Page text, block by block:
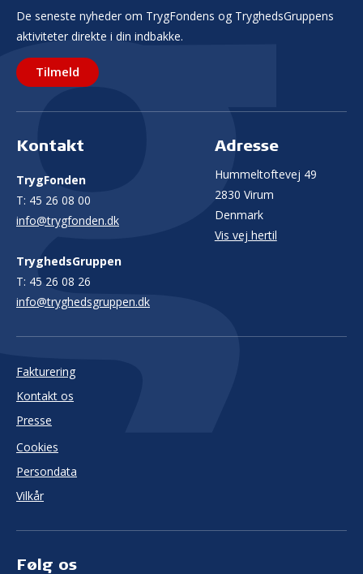
De seneste nyheder om TrygFondens og TryghedsGruppens
aktiviteter direkte i din indbakke.
Tilmeld
Kontakt
TrygFonden
T: 45 26 08 00
info@trygfonden.dk
TryghedsGruppen
T: 45 26 08 26
info@tryghedsgruppen.dk
Adresse
Hummeltoftevej 49
2830 Virum
Denmark
Vis vej hertil
Fakturering
Kontakt os
Presse
Cookies
Persondata
Vilkår
Følg os